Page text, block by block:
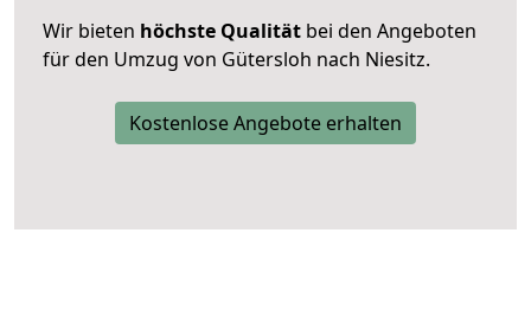
Wir bieten höchste Qualität bei den Angeboten
für den Umzug von Gütersloh nach Niesitz.
Kostenlose Angebote erhalten